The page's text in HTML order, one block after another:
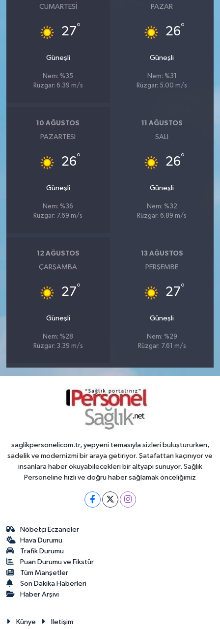
CUMARTESI
27°
Güneşli
Nem: %35
Rüzgar: 6.39 m/s
PAZAR
26°
Güneşli
Nem: %31
Rüzgar: 5.00 m/s
10 AĞUSTOS
PAZARTESI
26°
Güneşli
Nem: %36
Rüzgar: 7.69 m/s
11 AĞUSTOS
SALI
26°
Güneşli
Nem: %32
Rüzgar: 6.89 m/s
12 AĞUSTOS
ÇARŞAMBA
27°
Güneşli
Nem: %28
Rüzgar: 3.39 m/s
13 AĞUSTOS
PERŞEMBE
27°
Güneşli
Nem: %29
Rüzgar: 7.61 m/s
saglikpersonelicom.tr, yepyeni temasıyla sizleri buluştururken,
sadelik ve modernizmi bir araya getiriyor. Şatafattan kaçınıyor ve
insanlara haber okuyabilecekleri bir altyapı sunuyor. Sağlık
Personeline hızlı ve doğru haber sağlamak önceliğimiz
Nöbetçi Eczaneler
Hava Durumu
Trafik Durumu
Puan Durumu ve Fikstür
Tüm Manşetler
Son Dakika Haberleri
Haber Arşivi
Künye İletişim